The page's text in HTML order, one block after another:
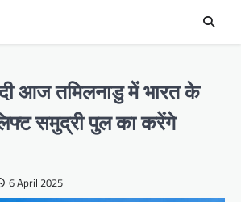
आज तमिलनाडु में भारत के
समुद्री पुल का करेंगे
6 April 2025